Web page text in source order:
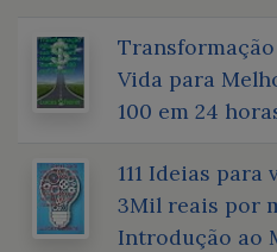
Vida para
100 em 24
111 Ideias para
3Mil reais por
Introdução ao